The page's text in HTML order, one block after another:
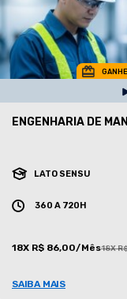
ENGENHARIA DE
LATO SENSU
360 A 720H
18X R$ 86,00/Mês18X
SAIBA MAIS